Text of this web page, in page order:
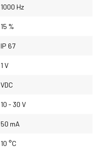
1000 Hz
15 %
IP 67
1 V
VDC
10 - 30 V
50 mA
10 °C